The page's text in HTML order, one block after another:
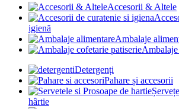
Accesorii & Altele
igienă
Ambalaje
Detergenți
Pahare și accesorii
hârtie